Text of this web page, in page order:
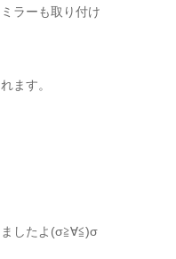
ラーも取り付け
ます。
ましたよ(σ≧∀≦)σ